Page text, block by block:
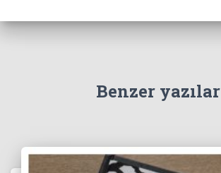
Benzer yazılar